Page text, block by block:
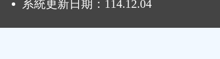
系統更新日期： 114.12.04